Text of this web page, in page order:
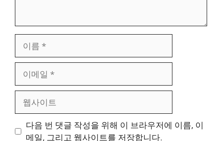
일
트
다음 번 댓글 작성을 위해 이 브라우저에 이름, 이
메일, 그리고 웹사이트를 저장합니다.